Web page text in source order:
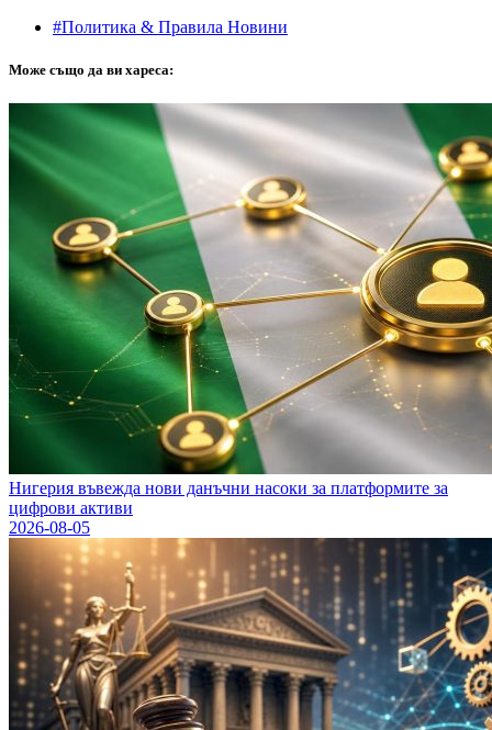
#Политика & Правила Новини
Може също да ви хареса:
Нигерия въвежда нови данъчни насоки за платформите за
цифрови активи
2026-08-05